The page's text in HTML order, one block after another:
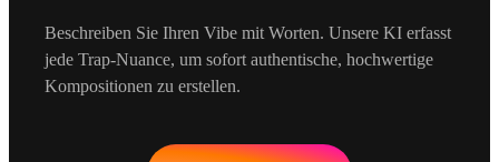
Beschreiben Sie Ihren Vibe mit Worten. Unsere KI erfasst
jede Trap-Nuance, um sofort authentische, hochwertige
Kompositionen zu erstellen.